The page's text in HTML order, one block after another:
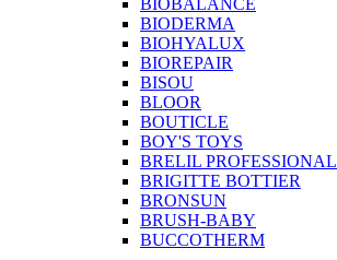
BIOBALANCE
BIODERMA
BIOHYALUX
BIOREPAIR
BISOU
BLOOR
BOUTICLE
BOY'S TOYS
BRELIL PROFESSIONAL
BRIGITTE BOTTIER
BRONSUN
BRUSH-BABY
BUCCOTHERM